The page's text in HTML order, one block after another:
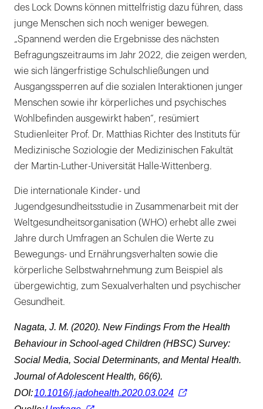
des Lock Downs können mittelfristig dazu führen, dass
junge Menschen sich noch weniger bewegen.
„Spannend werden die Ergebnisse des nächsten
Befragungszeitraums im Jahr 2022, die zeigen werden,
wie sich längerfristige Schulschließungen und
Ausgangssperren auf die sozialen Interaktionen junger
Menschen sowie ihr körperliches und psychisches
Wohlbefinden ausgewirkt haben“, resümiert
Studienleiter Prof. Dr. Matthias Richter des Instituts für
Medizinische Soziologie der Medizinischen Fakultät
der Martin-Luther-Universität Halle-Wittenberg.
Die internationale Kinder- und
Jugendgesundheitsstudie in Zusammenarbeit mit der
Weltgesundheitsorganisation (WHO) erhebt alle zwei
Jahre durch Umfragen an Schulen die Werte zu
Bewegungs- und Ernährungsverhalten sowie die
körperliche Selbstwahrnehmung zum Beispiel als
übergewichtig, zum Sexualverhalten und psychischer
Gesundheit.
Nagata, J. M. (2020). New Findings From the Health
Behaviour in School-aged Children (HBSC) Survey:
Social Media, Social Determinants, and Mental Health.
Journal of Adolescent Health, 66(6).
DOI:10.1016/j.jadohealth.2020.03.024